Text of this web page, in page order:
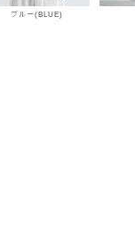
ブルー(BLUE)